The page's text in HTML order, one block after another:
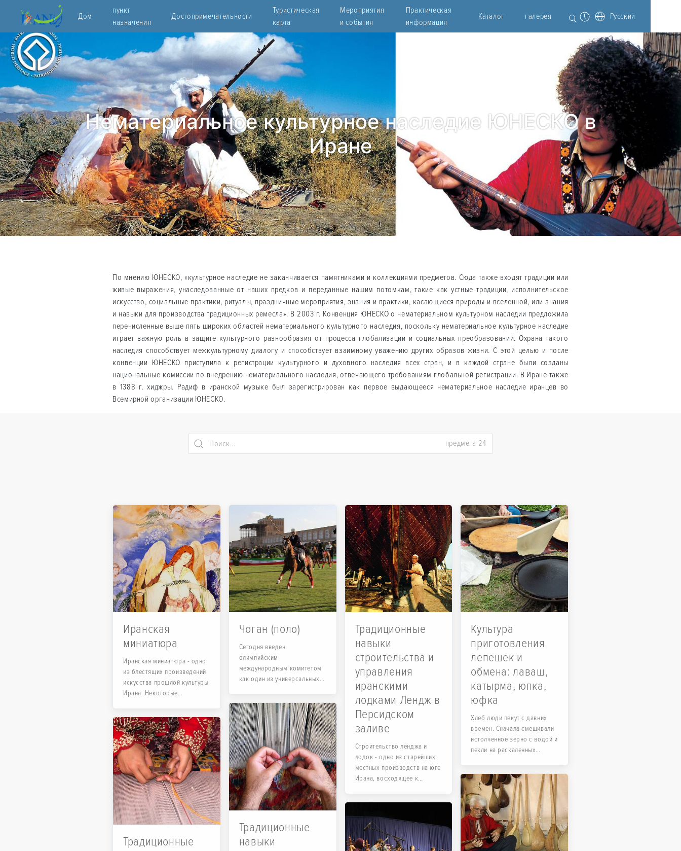
Дом
пункт
назначения
Достопримечательности
Туристическая
карта
Мероприятия
и события
Практическая
информация
Каталог галерея Русский
Нематериальное культурное наследие ЮНЕСКО в
Иране
По мнению ЮНЕСКО, «культурное наследие не заканчивается памятниками и коллекциями предметов. Сюда также входят традиции или
живые выражения, унаследованные от наших предков и переданные нашим потомкам, такие как устные традиции, исполнительское
искусство, социальные практики, ритуалы, праздничные мероприятия, знания и практики, касающиеся природы и вселенной, или знания
и навыки для производства традиционных ремесла». В 2003 г. Конвенция ЮНЕСКО о нематериальном культурном наследии предложила
перечисленные выше пять широких областей нематериального культурного наследия, поскольку нематериальное культурное наследие
играет важную роль в защите культурного разнообразия от процесса глобализации и социальных преобразований. Охрана такого
наследия способствует межкультурному диалогу и способствует взаимному уважению других образов жизни. С этой целью и после
конвенции ЮНЕСКО приступила к регистрации культурного и духовного наследия всех стран, и в каждой стране были созданы
национальные комиссии по внедрению нематериального наследия, отвечающего требованиям глобальной регистрации. В Иране также
в 1388 г. хиджры. Радиф в иранской музыке был зарегистрирован как первое выдающееся нематериальное наследие иранцев во
Всемирной организации ЮНЕСКО.
предмета 24
Иранская
миниатюра
Иранская миниатюра - одно
из блестящих произведений
искусства прошлой культуры
Ирана. Некоторые
Чоган (поло)
Сегодня введен
олимпийским
международным комитетом
как один из универсальных
Традиционные
навыки
строительства и
управления
иранскими
лодками Лендж в
Персидском
заливе
Строительство ленджа и
лодок - одно из старейших
местных производств на юге
Ирана, восходящее к
Культура
приготовления
лепешек и
обмена: лаваш,
катырма, юпка,
юфка
Хлеб люди пекут с давних
времен. Сначала смешивали
истолченное зерно с водой и
пекли на раскаленных
с течением времени и после
открытия новых методов
Традиционные
Традиционные
навыки